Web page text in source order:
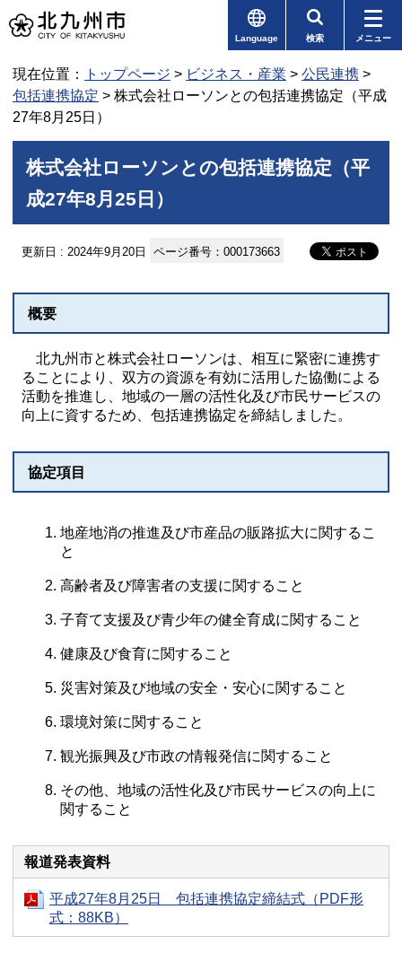
Language 検索 メニュー
現在位置： トップページ > ビジネス・産業 > 公民連携 >
包括連携協定 > 株式会社ローソンとの包括連携協定（平成
27年8月25日）
株式会社ローソンとの包括連携協定（平
成27年8月25日）
更新日 : 2024年9月20日 ページ番号：000173663
概要
北九州市と株式会社ローソンは、相互に緊密に連携す
ることにより、双方の資源を有効に活用した協働による
活動を推進し、地域の一層の活性化及び市民サービスの
向上に資するため、包括連携協定を締結しました。
協定項目
地産地消の推進及び市産品の販路拡大に関するこ
と
高齢者及び障害者の支援に関すること
子育て支援及び青少年の健全育成に関すること
健康及び食育に関すること
災害対策及び地域の安全・安心に関すること
環境対策に関すること
観光振興及び市政の情報発信に関すること
その他、地域の活性化及び市民サービスの向上に
関すること
報道発表資料
平成27年8月25日 包括連携協定締結式（PDF形
式：88KB）